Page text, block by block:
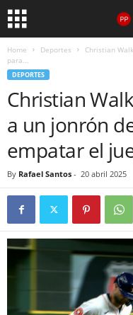
Home Deportes
Christian
para...
DEPORTES
Christian
a un jonrón
empatar el
By Rafael Santos - 20 abril 2025